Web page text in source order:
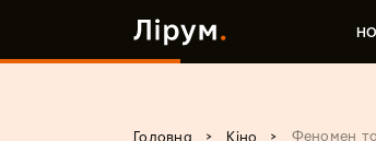
Головна > Кіно > Феномен